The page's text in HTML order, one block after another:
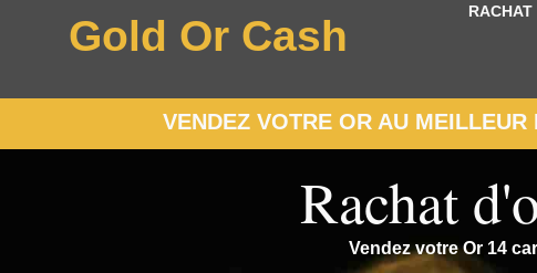
Gold Or Cash
RACHAT
VENDEZ VOTRE OR AU
Rachat
Vendez votre Or 14